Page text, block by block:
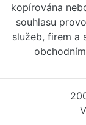
kopírována
souhlasu
služeb, firem a